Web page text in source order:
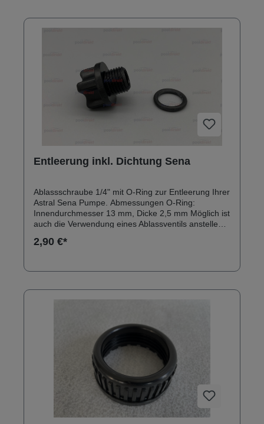
Entleerung inkl. Dichtung Sena
Ablassschraube 1/4" mit O-Ring zur Entleerung Ihrer
Astral Sena Pumpe. Abmessungen O-Ring:
Innendurchmesser 13 mm, Dicke 2,5 mm Möglich ist
auch die Verwendung eines Ablassventils anstelle
2,90 €*